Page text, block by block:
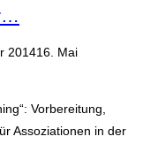
201416. Mai
Vorbereitung,
Assoziationen in der